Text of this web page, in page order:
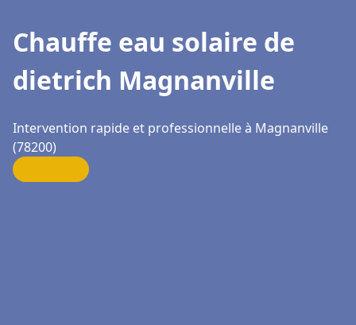
Chauffe eau solaire de
dietrich Magnanville
Intervention rapide et professionnelle à Magnanville
(78200)